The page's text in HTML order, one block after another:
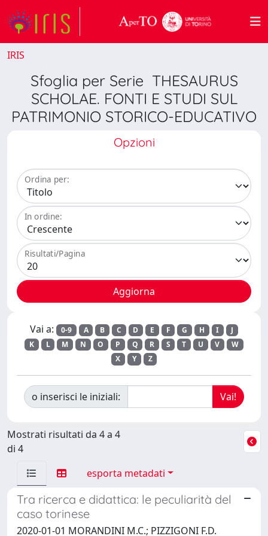
IRIS
Sfoglia per Serie THESAURUS
SCHOLAE. FONTI E STUDI SUL
PATRIMONIO STORICO-EDUCATIVO
Opzioni
Ordina per:
In ordine:
Risultati/Pagina
Vai a: 0-9 A B C D E F G H I
J
K
L M N O P Q R S T U V
W
X
Y Z
o inserisci le iniziali:
Mostrati risultati da 4 a 4
di 4
esporta metadati
Tra ricerca e didattica: le peculiarità del
caso torinese
2020-01-01 MORANDINI M.C.; PIZZIGONI F.D.